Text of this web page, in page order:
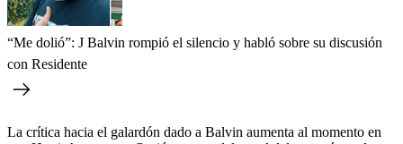
“Me dolió”: J Balvin rompió el silencio y habló sobre su discusión
con Residente
La crítica hacia el galardón dado a Balvin aumenta al momento en